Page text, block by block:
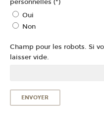
personnelles (*)
Oui
Non
Champ pour les robots. Si
laisser vide.